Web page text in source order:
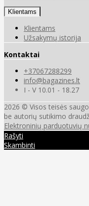
Klientams
Klientams
Užsakymų istorija
Kontaktai
+37067288299
info@bagazines.lt
I - V 10.01 - 18.27
2026 © Visos teisės
be autorių sutikimo
Elektroninių parduotuvių
Rašyti
Skambinti